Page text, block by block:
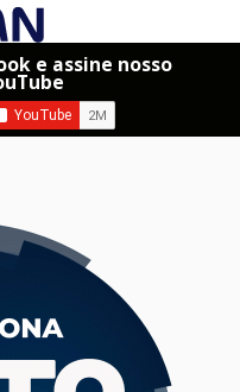
e assine nosso